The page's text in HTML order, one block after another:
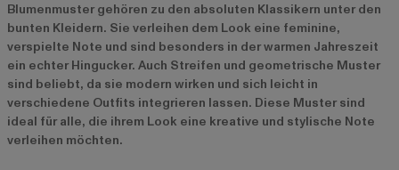
Blumenmuster gehören zu den absoluten Klassikern unter den
bunten Kleidern. Sie verleihen dem Look eine feminine,
verspielte Note und sind besonders in der warmen Jahreszeit
ein echter Hingucker. Auch Streifen und geometrische Muster
sind beliebt, da sie modern wirken und sich leicht in
verschiedene Outfits integrieren lassen. Diese Muster sind
ideal für alle, die ihrem Look eine kreative und stylische Note
verleihen möchten.